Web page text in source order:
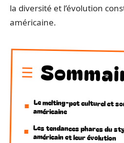
la diversité et l’évolution
américaine.
Le melting-pot culturel et
américaine
Les tendances phares du
américain et leur évolution